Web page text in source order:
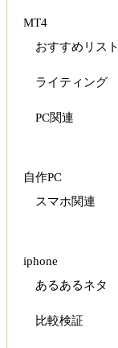
MT4
おすすめリスト
ライティング
PC関連
自作PC
スマホ関連
iphone
あるあるネタ
比較検証